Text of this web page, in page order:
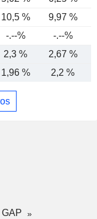
10,5 % 9,97 %
-.--%
-.--%
2,3 % 2,67 %
1,96 % 2,2 %